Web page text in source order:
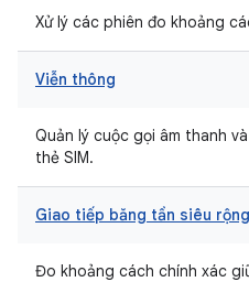
Xử lý các phiên đo khoảng
Viễn thông
Quản lý cuộc gọi âm thanh
thẻ SIM.
Giao tiếp băng tần siêu
Đo khoảng cách chính xác